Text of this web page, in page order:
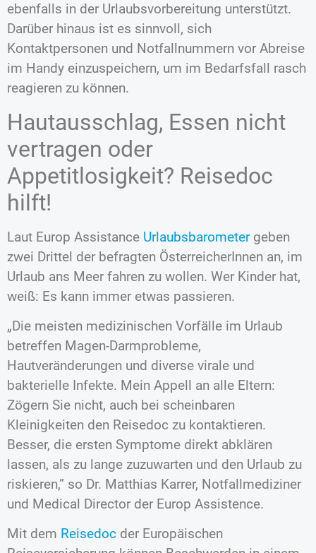
ebenfalls in der Urlaubsvorbereitung unterstützt.
Darüber hinaus ist es sinnvoll, sich
Kontaktpersonen und Notfallnummern vor Abreise
im Handy einzuspeichern, um im Bedarfsfall rasch
reagieren zu können.
Hautausschlag, Essen nicht
vertragen oder
Appetitlosigkeit? Reisedoc
hilft!
Laut Europ Assistance Urlaubsbarometergeben
zwei Drittel der befragten ÖsterreicherInnen an, im
Urlaub ans Meer fahren zu wollen. Wer Kinder hat,
weiß: Es kann immer etwas passieren.
„Die meisten medizinischen Vorfälle im Urlaub
betreffen Magen-Darmprobleme,
Hautveränderungen und diverse virale und
bakterielle Infekte. Mein Appell an alle Eltern:
Zögern Sie nicht, auch bei scheinbaren
Kleinigkeiten den Reisedoc zu kontaktieren.
Besser, die ersten Symptome direkt abklären
lassen, als zu lange zuzuwarten und den Urlaub zu
riskieren,” so Dr. Matthias Karrer, Notfallmediziner
und Medical Director der Europ Assistence.
Mit dem Reisedoc der Europäischen